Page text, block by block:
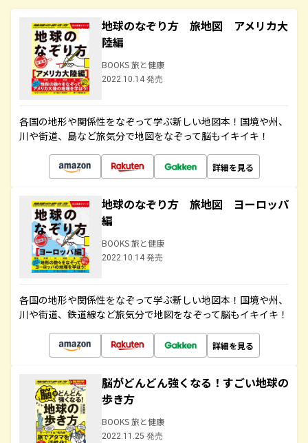
地球のなぞり方 旅地図 アメリカ大
陸編
BOOKS 旅と健康
2022.10.14 発売
各国の地形や関係性をなぞって学ぶ新しい地図本！国境や州、
川や街道、島など旅気分で地図をなぞって脳もイキイキ！
詳細を見る
地球のなぞり方 旅地図 ヨーロッパ
編
BOOKS 旅と健康
2022.10.14 発売
各国の地形や関係性をなぞって学ぶ新しい地図本！国境や州、
川や街道、鉄道線など旅気分で地図をなぞって脳もイキイキ！
詳細を見る
脳がどんどん強くなる！すごい地球の
歩き方
BOOKS 旅と健康
2022.11.25 発売